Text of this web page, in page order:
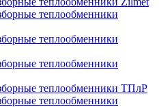
теплообменники
теплообменники
теплообменники
теплообменники ТПлР
теплообменники